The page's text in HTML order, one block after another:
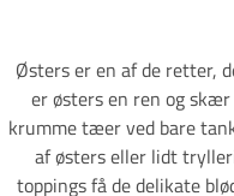
Østers er en af de retter,
er østers en ren og
krumme tæer ved bare
af østers eller lidt
toppings få de delikate